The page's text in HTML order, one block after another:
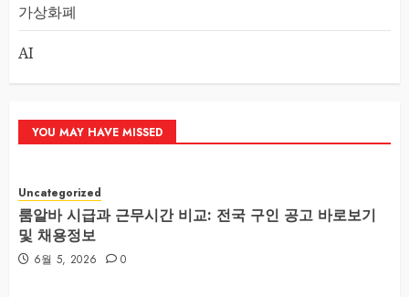
가상화폐
AI
YOU MAY HAVE MISSED
Uncategorized
룸알바 시급과 근무시간 비교: 전국 구인 공고 바로보기
및 채용정보
6월 5, 2026 0